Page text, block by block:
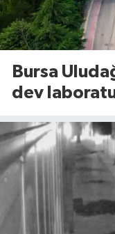
Bursa
dev